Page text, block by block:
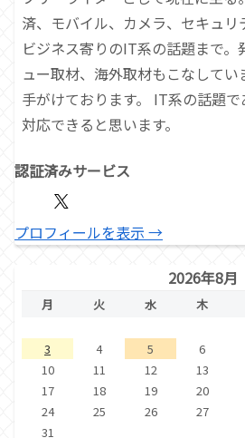
済、モバイル、カメラ、セキュリ
ビジネス寄りのIT系の話題まで
ュー取材、海外取材もこなしてい
手がけております。 IT系の話題
対応できると思います。
認証済みサービス
プロフィールを表示 →
2026年8月
月 火 水 木
3
4 5 6
10
11 12 13
17
18 19 20
24
25 26 27
31